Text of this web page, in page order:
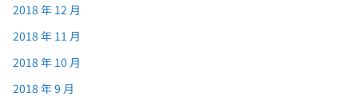
2018 年 12 月
2018 年 11 月
2018 年 10 月
2018 年 9 月